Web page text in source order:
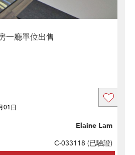
一廳單位出售
Elaine Lam
C-033118 (已驗證)
01日